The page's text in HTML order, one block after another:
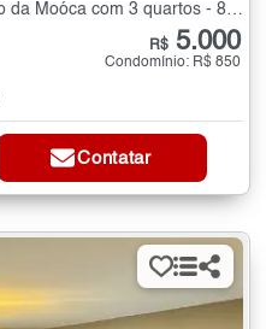
Apartamento para Alugar no Alto da Moóca com 3 quartos - 85 m²
R$ 5.000
Condomínio: R$ 850
Contatar